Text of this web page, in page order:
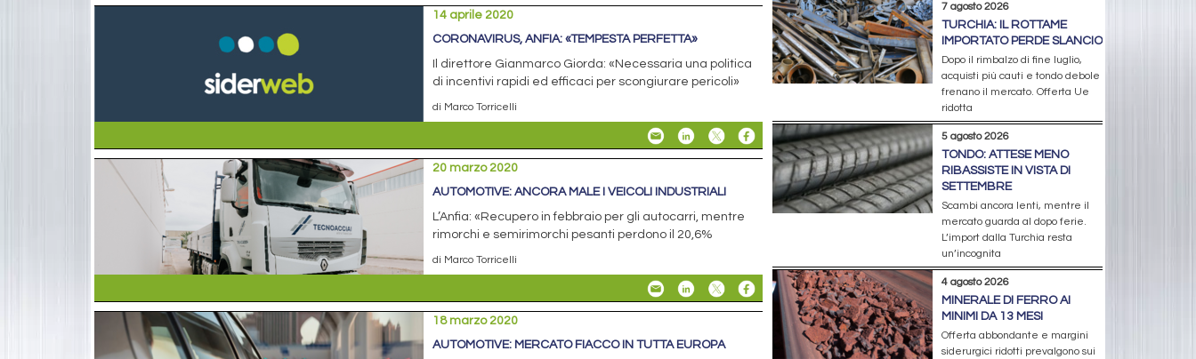
14 aprile 2020
CORONAVIRUS, ANFIA: «TEMPESTA PERFETTA»
Il direttore Gianmarco Giorda: «Necessaria una politica
di incentivi rapidi ed efficaci per scongiurare pericoli»
di Marco Torricelli
20 marzo 2020
AUTOMOTIVE: ANCORA MALE I VEICOLI INDUSTRIALI
L’Anfia: «Recupero in febbraio per gli autocarri, mentre
rimorchi e semirimorchi pesanti perdono il 20,6%
di Marco Torricelli
18 marzo 2020
AUTOMOTIVE: MERCATO FIACCO IN TUTTA EUROPA
7 agosto 2026
TURCHIA: IL ROTTAME
IMPORTATO PERDE SLANCIO
Dopo il rimbalzo di fine luglio,
acquisti più cauti e tondo debole
frenano il mercato. Offerta Ue
ridotta
5 agosto 2026
TONDO: ATTESE MENO
RIBASSISTE IN VISTA DI
SETTEMBRE
Scambi ancora lenti, mentre il
mercato guarda al dopo ferie.
L’import dalla Turchia resta
un’incognita
4 agosto 2026
MINERALE DI FERRO AI
MINIMI DA 13 MESI
Offerta abbondante e margini
siderurgici ridotti prevalgono sui